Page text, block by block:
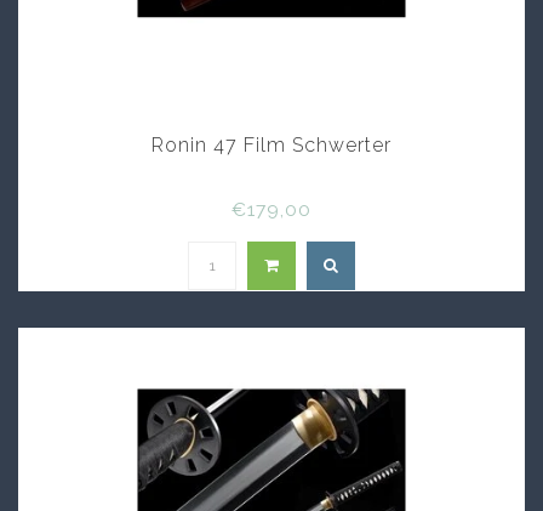
Ronin 47 Film Schwerter
€179,00